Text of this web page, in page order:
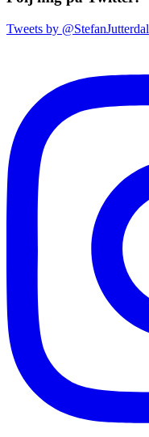
Tweets by @StefanJutterdal